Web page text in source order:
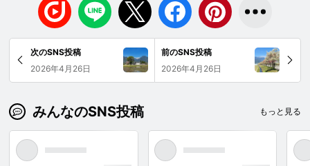
次のSNS投稿
2026年4月26日
前のSNS投稿
2026年4月26日
みんなのSNS投稿 もっと見る